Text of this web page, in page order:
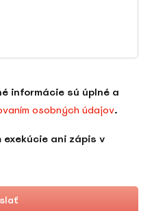
informácie sú úplné a
osobných údajov.
exekúcie ani zápis v